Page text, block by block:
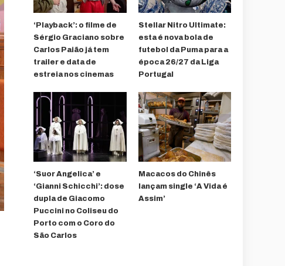
‘Playback’: o filme de
Sérgio Graciano sobre
Carlos Paião já tem
trailer e data de
estreia nos cinemas
Stellar Nitro Ultimate:
esta é nova bola de
futebol da Puma para a
época 26/27 da Liga
Portugal
‘Suor Angelica’ e
‘Gianni Schicchi’: dose
dupla de Giacomo
Puccini no Coliseu do
Porto com o Coro do
São Carlos
Macacos do Chinês
lançam single ‘A Vida é
Assim’